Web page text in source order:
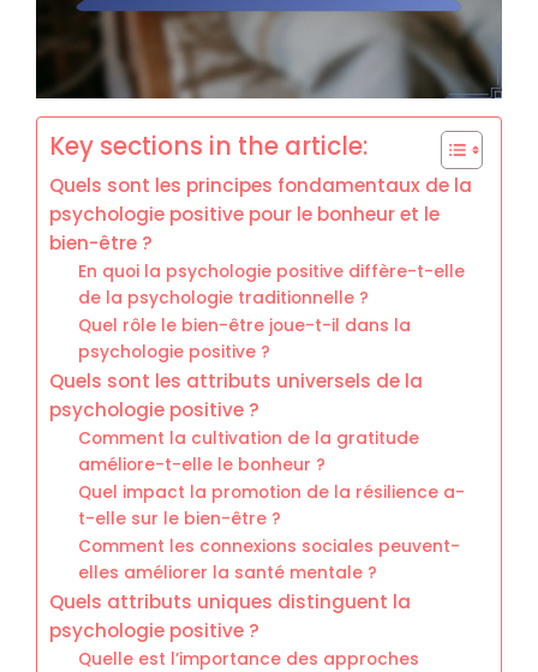
Key sections in the article:
Quels sont les principes fondamentaux de la
psychologie positive pour le bonheur et le
bien-être ?
En quoi la psychologie positive diffère-t-elle
de la psychologie traditionnelle ?
Quel rôle le bien-être joue-t-il dans la
psychologie positive ?
Quels sont les attributs universels de la
psychologie positive ?
Comment la cultivation de la gratitude
améliore-t-elle le bonheur ?
Quel impact la promotion de la résilience a-
t-elle sur le bien-être ?
Comment les connexions sociales peuvent-
elles améliorer la santé mentale ?
Quels attributs uniques distinguent la
psychologie positive ?
Quelle est l’importance des approches